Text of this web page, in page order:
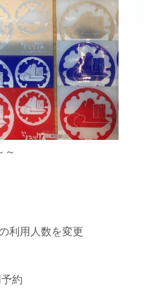
～
利用人数を変更
約